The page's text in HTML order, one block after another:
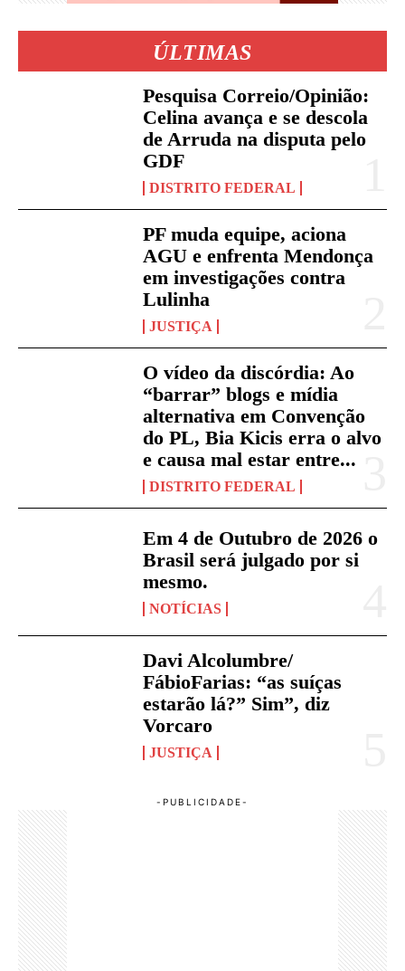
ÚLTIMAS
Pesquisa Correio/Opinião:
Celina avança e se descola
de Arruda na disputa pelo
GDF
DISTRITO FEDERAL
PF muda equipe, aciona
AGU e enfrenta Mendonça
em investigações contra
Lulinha
JUSTIÇA
O vídeo da discórdia: Ao
“barrar” blogs e mídia
alternativa em Convenção
do PL, Bia Kicis erra o alvo
e causa mal estar entre...
DISTRITO FEDERAL
Em 4 de Outubro de 2026 o
Brasil será julgado por si
mesmo.
NOTÍCIAS
Davi Alcolumbre/
FábioFarias: “as suíças
estarão lá?” Sim”, diz
Vorcaro
JUSTIÇA